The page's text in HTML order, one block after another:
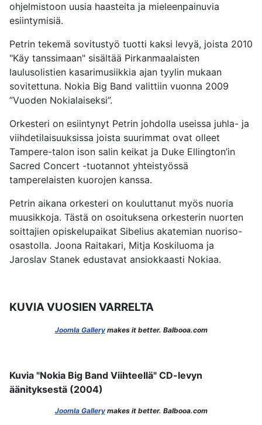
ohjelmistoon uusia haasteita ja mieleenpainuvia
esiintymisiä.
Petrin tekemä sovitustyö tuotti kaksi levyä, joista 2010
"Käy tanssimaan" sisältää Pirkanmaalaisten
laulusolistien kasarimusiikkia ajan tyylin mukaan
sovitettuna. Nokia Big Band valittiin vuonna 2009
”Vuoden Nokialaiseksi”.
Orkesteri on esiintynyt Petrin johdolla useissa juhla- ja
viihdetilaisuuksissa joista suurimmat ovat olleet
Tampere-talon ison salin keikat ja Duke Ellington’in
Sacred Concert -tuotannot yhteistyössä
tamperelaisten kuorojen kanssa.
Petrin aikana orkesteri on kouluttanut myös nuoria
muusikkoja. Tästä on osoituksena orkesterin nuorten
soittajien opiskelupaikat Sibelius akatemian nuoriso-
osastolla. Joona Raitakari, Mitja Koskiluoma ja
Jaroslav Stanek edustavat ansiokkaasti Nokiaa.
KUVIA VUOSIEN VARRELTA
Joomla Gallerymakes it better. Balbooa.com
Kuvia "Nokia Big Band Viihteellä" CD-levyn
äänityksestä (2004)
Joomla Gallerymakes it better. Balbooa.com